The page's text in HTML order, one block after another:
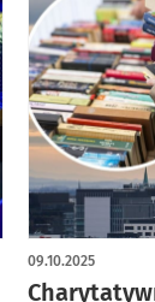
09.10.2025